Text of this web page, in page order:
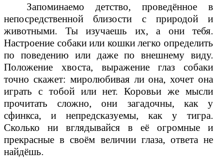
Запоминаемо детство, проведённое в
непосредственной близости с природой и
животными. Ты изучаешь их, а они тебя.
Настроение собаки или кошки легко определить
по поведению или даже по внешнему виду.
Положение хвоста, выражение глаз собаки
точно скажет: миролюбивая ли она, хочет она
играть с тобой или нет. Коровьи же мысли
прочитать сложно, они загадочны, как у
сфинкса, и непредсказуемы, как у тигра.
Сколько ни вглядывайся в её огромные и
прекрасные в своём величии глаза, ответа не
найдёшь.